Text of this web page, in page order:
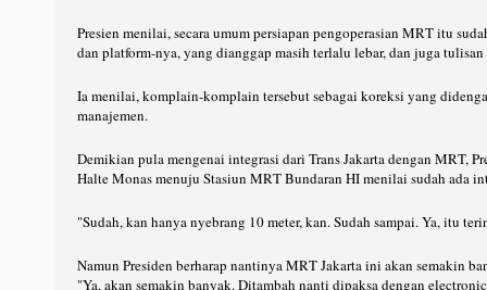
Presien menilai, secara umum persiapan pengoperasian MRT itu
dan platform-nya, yang dianggap masih terlalu lebar, dan juga
Ia menilai, komplain-komplain tersebut sebagai koreksi yang
manajemen.
Demikian pula mengenai integrasi dari Trans Jakarta dengan MRT,
Halte Monas menuju Stasiun MRT Bundaran HI menilai sudah ada
"Sudah, kan hanya nyebrang 10 meter, kan. Sudah sampai. Ya, itu
Namun Presiden berharap nantinya MRT Jakarta ini akan semakin
"Ya, akan semakin banyak. Ditambah nanti dipaksa dengan